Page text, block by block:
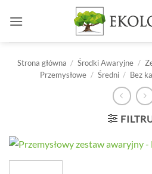
Strona główna / Środki Awaryjne /
Przemysłowe / Średni / Bez